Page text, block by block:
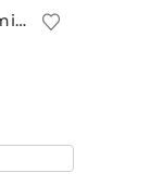
Rot-schwarzer Turnanzug mit Netzärmeln – TALITHA/4